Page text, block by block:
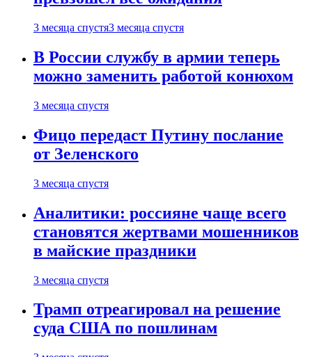
3 месяца спустя3 месяца спустя
В России службу в армии теперь
можно заменить работой конюхом
3 месяца спустя
Фицо передаст Путину послание
от Зеленского
3 месяца спустя
Аналитики: россияне чаще всего
становятся жертвами мошенников
в майские праздники
3 месяца спустя
Трамп отреагировал на решение
суда США по пошлинам